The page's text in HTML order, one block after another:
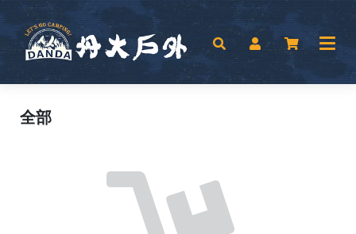
全部